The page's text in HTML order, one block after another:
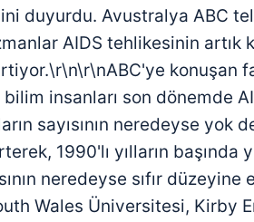
duyurdu. Avustralya ABC
AIDS tehlikesinin artık
konuşan
insanları son dönemde
sayısının neredeyse yok
1990'lı yılların başında
neredeyse sıfır düzeyine
Wales Üniversitesi, Kirby